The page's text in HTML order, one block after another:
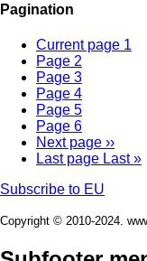
Pagination
Current page 1
Page 2
Page 3
Page 4
Page 5
Page 6
Next page ››
Last page Last »
Subscribe to EU
Copyright © 2010-2024.